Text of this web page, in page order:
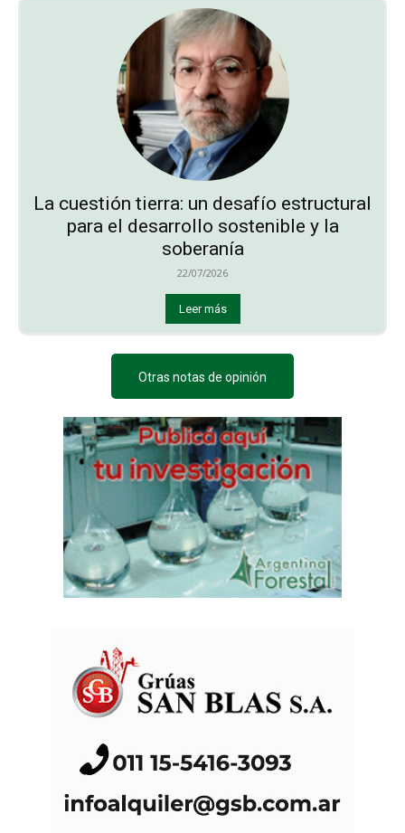
La cuestión tierra: un desafío estructural
para el desarrollo sostenible y la
soberanía
22/07/2026
Leer más
Otras notas de opinión